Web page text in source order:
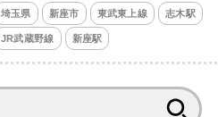
埼玉県 新座市 東武東上線 志木駅
JR武蔵野線 新座駅